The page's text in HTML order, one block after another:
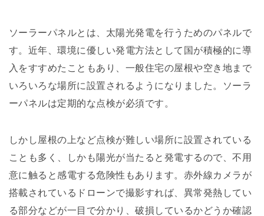
ソーラーパネルとは、太陽光発電を行うためのパネルで
す。近年、環境に優しい発電方法として国が積極的に導
入をすすめたこともあり、一般住宅の屋根や空き地まで
いろいろな場所に設置されるようになりました。ソーラ
ーパネルは定期的な点検が必須です。
しかし屋根の上など点検が難しい場所に設置されている
ことも多く、しかも陽光が当たると発電するので、不用
意に触ると感電する危険性もあります。赤外線カメラが
搭載されているドローンで撮影すれば、異常発熱してい
る部分などが一目で分かり、破損しているかどうか確認